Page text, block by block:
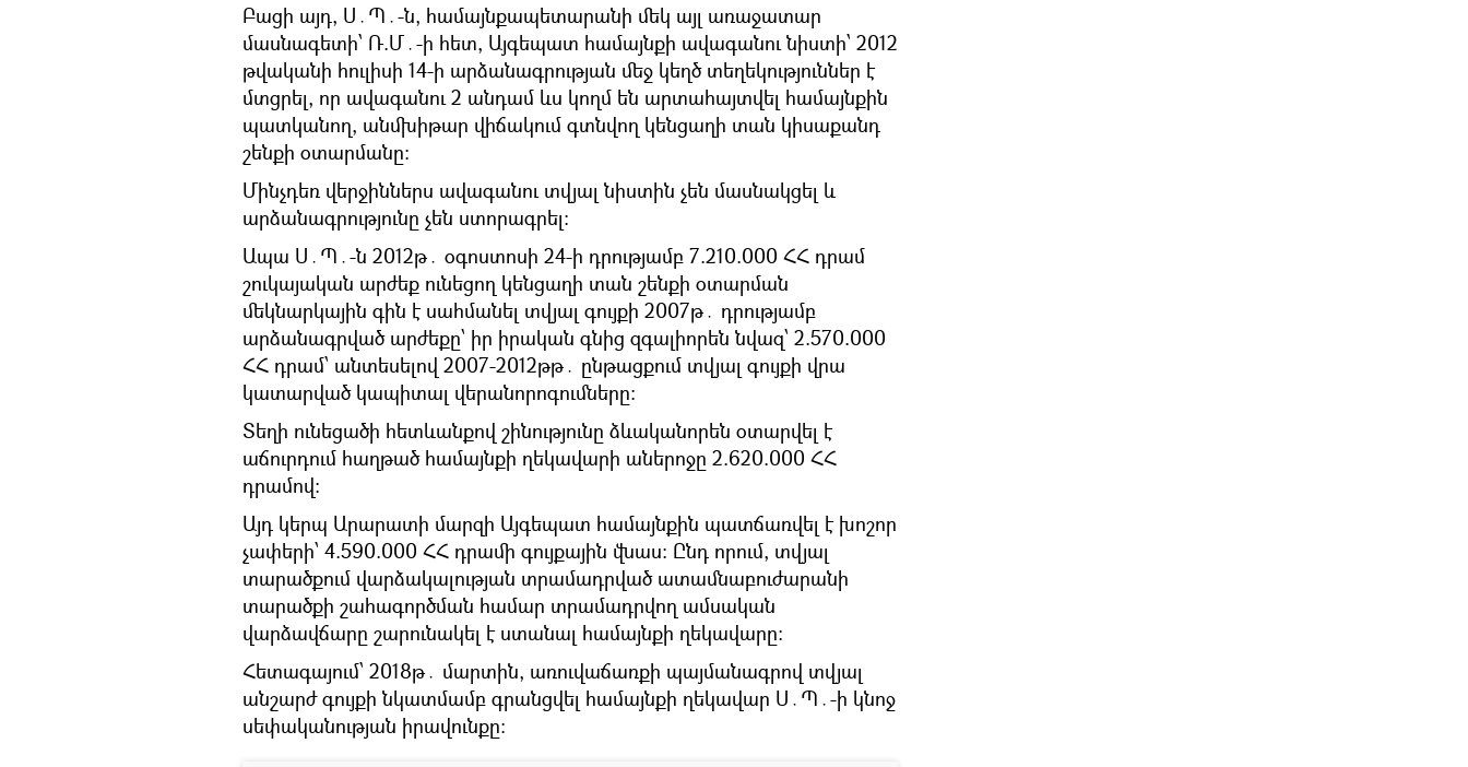
Բացի այդ, Ս․Պ․-ն, համայնքապետարանի մեկ այլ առաջատար
մասնագետի՝ Ռ.Մ․-ի հետ, Այգեպատ համայնքի ավագանու նիստի՝ 2012
թվականի հուլիսի 14-ի արձանագրության մեջ կեղծ տեղեկություններ է
մտցրել, որ ավագանու 2 անդամ ևս կողմ են արտահայտվել համայնքին
պատկանող, անմխիթար վիճակում գտնվող կենցաղի տան կիսաքանդ
շենքի օտարմանը։
Մինչդեռ վերջիններս ավագանու տվյալ նիստին չեն մասնակցել և
արձանագրությունը չեն ստորագրել։
Ապա Ս․Պ․-ն 2012թ․ օգոստոսի 24-ի դրությամբ 7.210.000 ՀՀ դրամ
շուկայական արժեք ունեցող կենցաղի տան շենքի օտարման
մեկնարկային գին է սահմանել տվյալ գույքի 2007թ․ դրությամբ
արձանագրված արժեքը՝ իր իրական գնից զգալիորեն նվազ՝ 2.570.000
ՀՀ դրամ՝ անտեսելով 2007-2012թթ․ ընթացքում տվյալ գույքի վրա
կատարված կապիտալ վերանորոգումները։
Տեղի ունեցածի հետևանքով շինությունը ձևականորեն օտարվել է
աճուրդում հաղթած համայնքի ղեկավարի աներոջը 2.620.000 ՀՀ
դրամով։
Այդ կերպ Արարատի մարզի Այգեպատ համայնքին պատճառվել է խոշոր
չափերի՝ 4.590.000 ՀՀ դրամի գույքային վնաս։ Ընդ որում, տվյալ
տարածքում վարձակալության տրամադրված ատամնաբուժարանի
տարածքի շահագործման համար տրամադրվող ամսական
վարձավճարը շարունակել է ստանալ համայնքի ղեկավարը:
Հետագայում՝ 2018թ․ մարտին, առուվաճառքի պայմանագրով տվյալ
անշարժ գույքի նկատմամբ գրանցվել համայնքի ղեկավար Ս․Պ․-ի կնոջ
սեփականության իրավունքը։